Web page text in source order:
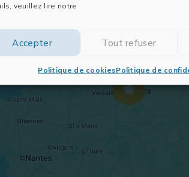
veuillez lire notre
Accepter Tout refuser
Politique de cookiesPolitique de